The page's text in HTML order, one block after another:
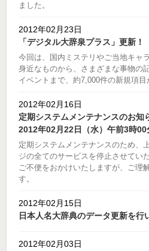
ました。
2012年02月23日
「デジタル大辞泉プラス」更新！
今回は、国内ミステリやご当地キャ
身近なものから、さまざまな事物の
イベントまで、約7,000件の新規項目
2012年02月16日
定期システムメンテナンスのお知
2012年02月22日（水）午前3時
定期システムメンテナンスのため、
ジの全てのサービスを停止させてい
ご不便をおかけいたしますが、ご理
す。
2012年02月15日
日本人名大辞典のデータ更新を行
2012年02月03日